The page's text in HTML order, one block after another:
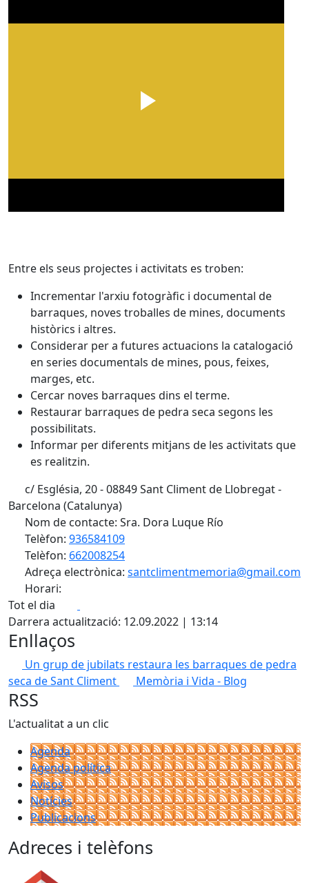
Entre els seus projectes i activitats es troben:
Incrementar l'arxiu fotogràfic i documental de
barraques, noves troballes de mines, documents
històrics i altres.
Considerar per a futures actuacions la catalogació
en series documentals de mines, pous, feixes,
marges, etc.
Cercar noves barraques dins el terme.
Restaurar barraques de pedra seca segons les
possibilitats.
Informar per diferents mitjans de les activitats que
es realitzin.
c/ Església, 20 - 08849 Sant Climent de Llobregat -
Barcelona (Catalunya)
Nom de contacte: Sra. Dora Luque Río
Telèfon: 936584109
Telèfon: 662008254
Adreça electrònica: santclimentmemoria@gmail.com
Horari:
Tot el dia
Darrera actualització: 12.09.2022 | 13:14
Enllaços
Un grup de jubilats restaura les barraques de pedra
seca de Sant Climent
Memòria i Vida - Blog
RSS
L'actualitat a un clic
Agenda
Agenda política
Avisos
Notícies
Publicacions
Adreces i telèfons